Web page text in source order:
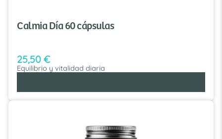
Calmia Día 60 cápsulas
25,50 €
Equilibrio y vitalidad diaria